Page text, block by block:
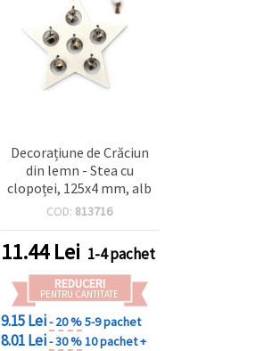
Decorațiune de Crăciun
din lemn - Stea cu
clopoței, 125x4 mm, alb
COD: 813716
11.44Lei 1-4 pachet
REDUCERI
PENTRU CANTITATE
9.15 Lei- 20 %5-9 pachet
8.01 Lei- 30 %10 pachet +